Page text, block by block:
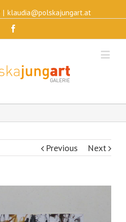
| klaudia@polskajungart.at
Previous Next